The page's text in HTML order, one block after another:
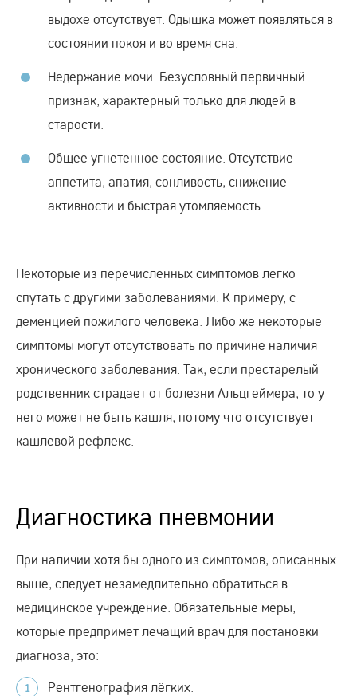
выдохе отсутствует. Одышка может появляться в
состоянии покоя и во время сна.
Недержание мочи. Безусловный первичный
признак, характерный только для людей в
старости.
Общее угнетенное состояние. Отсутствие
аппетита, апатия, сонливость, снижение
активности и быстрая утомляемость.
Некоторые из перечисленных симптомов легко
спутать с другими заболеваниями. К примеру, с
деменцией пожилого человека. Либо же некоторые
симптомы могут отсутствовать по причине наличия
хронического заболевания. Так, если престарелый
родственник страдает от болезни Альцгеймера, то у
него может не быть кашля, потому что отсутствует
кашлевой рефлекс.
Диагностика пневмонии
При наличии хотя бы одного из симптомов, описанных
выше, следует незамедлительно обратиться в
медицинское учреждение. Обязательные меры,
которые предпримет лечащий врач для постановки
диагноза, это:
Рентгенография лёгких.